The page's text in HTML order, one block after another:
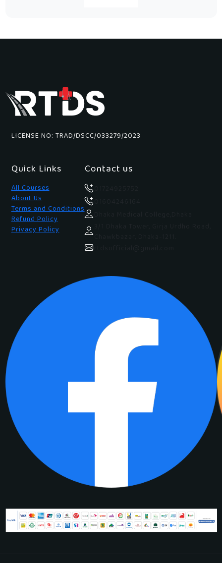
LICENSE NO: TRAD/DSCC/033279/2023
Quick Links
All Courses
About Us
Terms and Conditions
Refund Policy
Privacy Policy
Contact us